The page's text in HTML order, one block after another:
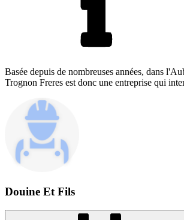
Basée depuis de nombreuses années, dans
Trognon Freres est donc une entreprise qui
Douine Et Fils